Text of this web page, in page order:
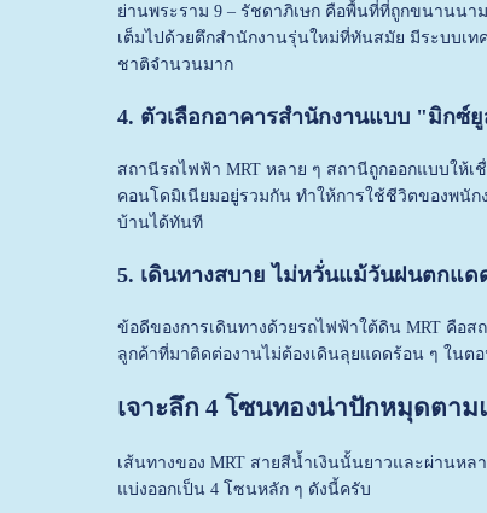
ย่านพระราม 9 – รัชดาภิเษก คือพื้นที่ที่ถูกขนานนา
เต็มไปด้วยตึกสำนักงานรุ่นใหม่ที่ทันสมัย มีระบบเ
ชาติจำนวนมาก
4. ตัวเลือกอาคารสำนักงานแบบ "มิกซ์
สถานีรถไฟฟ้า MRT หลาย ๆ สถานีถูกออกแบบให้
คอนโดมิเนียมอยู่รวมกัน ทำให้การใช้ชีวิตของพนั
บ้านได้ทันที
5. เดินทางสบาย ไม่หวั่นแม้วันฝนตกแด
ข้อดีของการเดินทางด้วยรถไฟฟ้าใต้ดิน MRT คือ
ลูกค้าที่มาติดต่องานไม่ต้องเดินลุยแดดร้อน ๆ ใน
เจาะลึก 4 โซนทองน่าปักหมุดตาม
เส้นทางของ MRT สายสีน้ำเงินนั้นยาวและผ่านห
แบ่งออกเป็น 4 โซนหลัก ๆ ดังนี้ครับ